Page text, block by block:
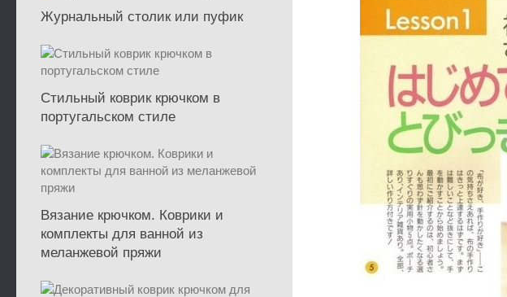
Журнальный столик или пуфик
Стильный коврик крючком в
португальском стиле
Вязание крючком. Коврики и
комплекты для ванной из
меланжевой пряжи